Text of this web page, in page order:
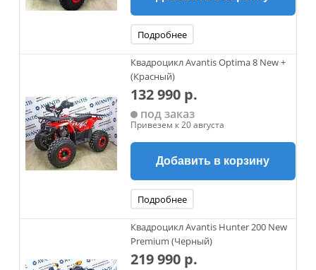
Подробнее
Квадроцикл Avantis Optima 8 New +
(Красный)
132 990 р.
под заказ
Привезем к 20 августа
Добавить в корзину
Подробнее
Квадроцикл Avantis Hunter 200 New
Premium (Черный)
219 990 р.